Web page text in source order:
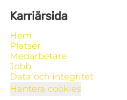
Karriärsida
Hem
Platser
Medarbetare
Jobb
Data och integritet
Hantera cookies